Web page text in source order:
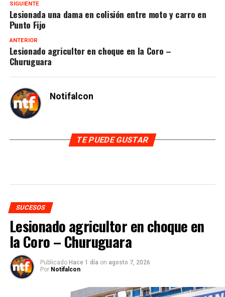
SIGUIENTE
Lesionada una dama en colisión entre moto y carro en
Punto Fijo
ANTERIOR
Lesionado agricultor en choque en la Coro –
Churuguara
Notifalcon
TE PUEDE GUSTAR
SUCESOS
Lesionado agricultor en choque en
la Coro – Churuguara
Publicado Hace 1 día on agosto 7, 2026
Por Notifalcon